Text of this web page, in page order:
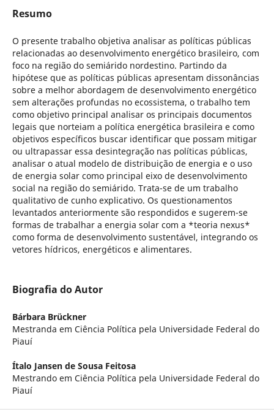
Resumo
O presente trabalho objetiva analisar as políticas públicas
relacionadas ao desenvolvimento energético brasileiro, com
foco na região do semiárido nordestino. Partindo da
hipótese que as políticas públicas apresentam dissonâncias
sobre a melhor abordagem de desenvolvimento energético
sem alterações profundas no ecossistema, o trabalho tem
como objetivo principal analisar os principais documentos
legais que norteiam a política energética brasileira e como
objetivos específicos buscar identificar que possam mitigar
ou ultrapassar essa desintegração nas políticas públicas,
analisar o atual modelo de distribuição de energia e o uso
de energia solar como principal eixo de desenvolvimento
social na região do semiárido. Trata-se de um trabalho
qualitativo de cunho explicativo. Os questionamentos
levantados anteriormente são respondidos e sugerem-se
formas de trabalhar a energia solar com a *teoria nexus*
como forma de desenvolvimento sustentável, integrando os
vetores hídricos, energéticos e alimentares.
Biografia do Autor
Bárbara Brückner
Mestranda em Ciência Política pela Universidade Federal do
Piauí
Ítalo Jansen de Sousa Feitosa
Mestrando em Ciência Política pela Universidade Federal do
Piauí